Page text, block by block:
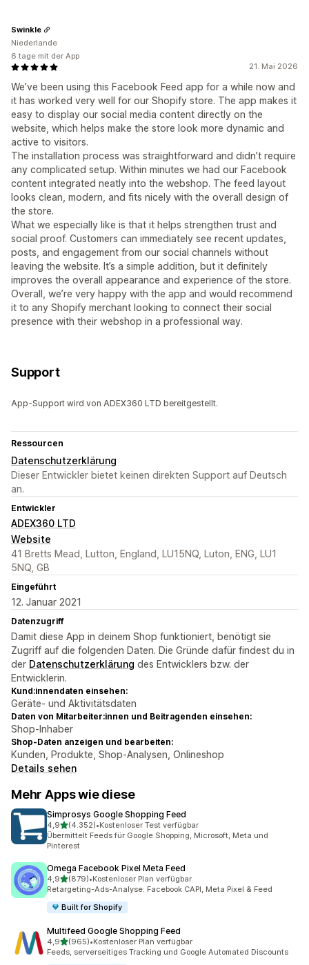
21. Mai 2026
We’ve been using this Facebook Feed app for a while now and
it has worked very well for our Shopify store. The app makes it
easy to display our social media content directly on the
website, which helps make the store look more dynamic and
active to visitors.
The installation process was straightforward and didn’t require
any complicated setup. Within minutes we had our Facebook
content integrated neatly into the webshop. The feed layout
looks clean, modern, and fits nicely with the overall design of
the store.
What we especially like is that it helps strengthen trust and
social proof. Customers can immediately see recent updates,
posts, and engagement from our social channels without
leaving the website. It’s a simple addition, but it definitely
improves the overall appearance and experience of the store.
Overall, we’re very happy with the app and would recommend
it to any Shopify merchant looking to connect their social
presence with their webshop in a professional way.
Swinkle
Niederlande
6 tage mit der App
Support
App-Support wird von ADEX360 LTD bereitgestellt.
Ressourcen
Datenschutzerklärung
Dieser Entwickler bietet keinen direkten Support auf Deutsch
an.
Entwickler
ADEX360 LTD
Website
41 Bretts Mead, Lutton, England, LU15NQ, Luton, ENG, LU1
5NQ, GB
Eingeführt
12. Januar 2021
Datenzugriff
Damit diese App in deinem Shop funktioniert, benötigt sie
Zugriff auf die folgenden Daten. Die Gründe dafür findest du in
der Datenschutzerklärung des Entwicklers bzw. der
Entwicklerin.
Kund:innendaten einsehen:
Geräte- und Aktivitätsdaten
Daten von Mitarbeiter:innen und Beitragenden einsehen:
Shop-Inhaber
Shop-Daten anzeigen und bearbeiten:
Kunden, Produkte, Shop-Analysen, Onlineshop
Details sehen
Mehr Apps wie diese
Simprosys Google Shopping Feed
4,9von 5 Sternen
(4.352)
4352 Rezensionen insgesamt
•Kostenloser Test verfügbar
Übermittelt Feeds für Google Shopping, Microsoft, Meta und
Pinterest
Omega Facebook Pixel Meta Feed
4,9von 5 Sternen
(879)
879 Rezensionen insgesamt
•Kostenloser Plan verfügbar
Retargeting-Ads-Analyse: Facebook CAPI, Meta Pixel & Feed
Built for Shopify
Multifeed Google Shopping Feed
4,9von 5 Sternen
(965)
965 Rezensionen insgesamt
•Kostenloser Plan verfügbar
Feeds, serverseitiges Tracking und Google Automated Discounts